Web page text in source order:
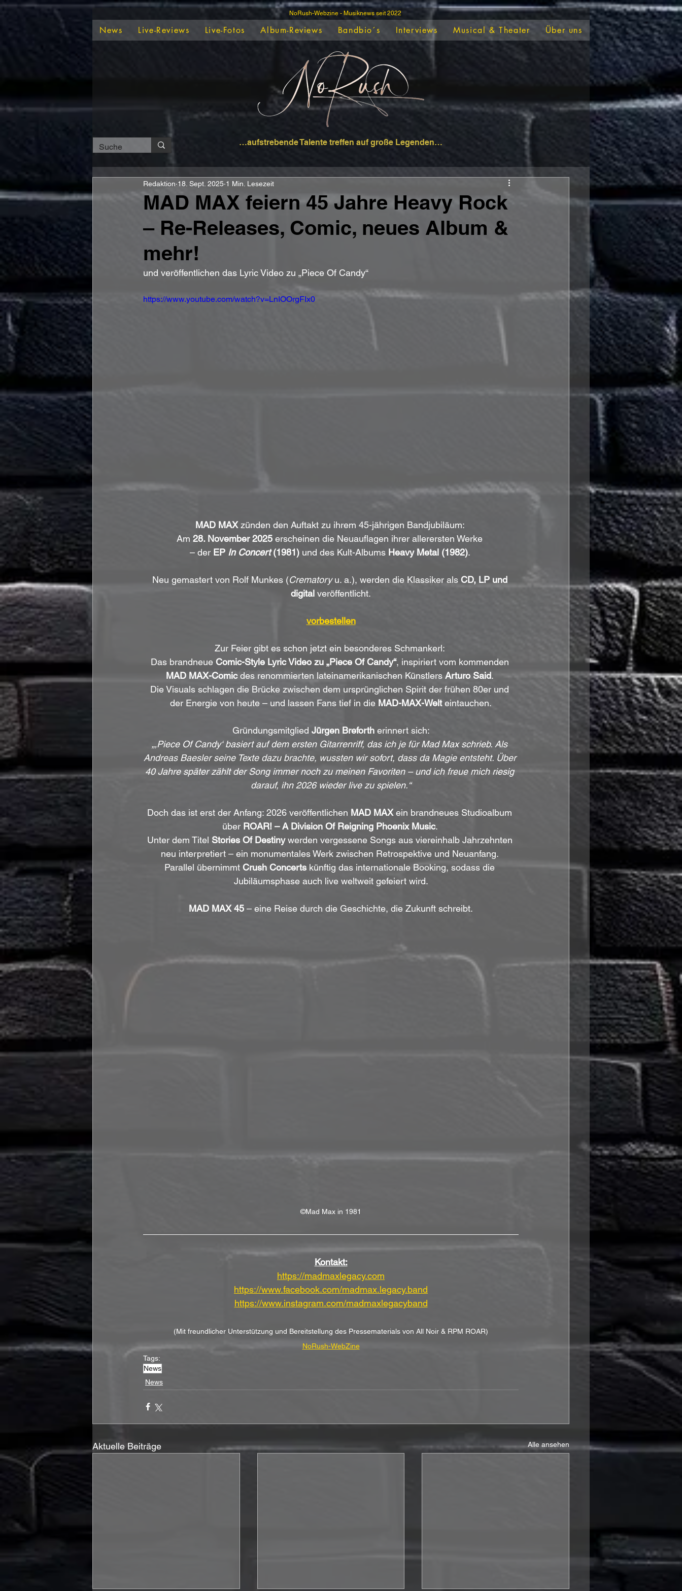
NoRush-Webzine - Musiknews seit 2022
News Live-Reviews Live-Fotos Album-Reviews Bandbio´s Interviews Musical & Theater Über uns
…aufstrebende Talente treffen auf große Legenden…
MAD MAX feiern 45 Jahre Heavy Rock
– Re-Releases, Comic, neues Album &
mehr!
Redaktion 18. Sept. 2025 1 Min. Lesezeit
und veröffentlichen das Lyric Video zu „Piece Of Candy“
https://www.youtube.com/watch?v=LnIOOrgFIx0
MAD MAX zünden den Auftakt zu ihrem 45-jährigen Bandjubiläum:
Am 28. November 2025 erscheinen die Neuauflagen ihrer allerersten Werke
– der EP In Concert (1981) und des Kult-Albums Heavy Metal (1982).
Neu gemastert von Rolf Munkes (Crematory u. a.), werden die Klassiker als CD, LP und
digital veröffentlicht.
vorbestellen
Zur Feier gibt es schon jetzt ein besonderes Schmankerl:
Das brandneue Comic-Style Lyric Video zu „Piece Of Candy“, inspiriert vom kommenden
MAD MAX-Comic des renommierten lateinamerikanischen Künstlers Arturo Said.
Die Visuals schlagen die Brücke zwischen dem ursprünglichen Spirit der frühen 80er und
der Energie von heute – und lassen Fans tief in die MAD-MAX-Welt eintauchen.
Gründungsmitglied Jürgen Breforth erinnert sich:
„‚Piece Of Candy‘ basiert auf dem ersten Gitarrenriff, das ich je für Mad Max schrieb. Als
Andreas Baesler seine Texte dazu brachte, wussten wir sofort, dass da Magie entsteht. Über
40 Jahre später zählt der Song immer noch zu meinen Favoriten – und ich freue mich riesig
darauf, ihn 2026 wieder live zu spielen.“
Doch das ist erst der Anfang: 2026 veröffentlichen MAD MAX ein brandneues Studioalbum
über ROAR! – A Division Of Reigning Phoenix Music.
Unter dem Titel Stories Of Destiny werden vergessene Songs aus viereinhalb Jahrzehnten
neu interpretiert – ein monumentales Werk zwischen Retrospektive und Neuanfang.
Parallel übernimmt Crush Concerts künftig das internationale Booking, sodass die
Jubiläumsphase auch live weltweit gefeiert wird.
MAD MAX 45 – eine Reise durch die Geschichte, die Zukunft schreibt.
©Mad Max in 1981
Kontakt:
https://madmaxlegacy.com
https://www.facebook.com/madmax.legacy.band
https://www.instagram.com/madmaxlegacyband
(Mit freundlicher Unterstützung und Bereitstellung des Pressematerials von All Noir & RPM ROAR)
NoRush-WebZine
Tags:
News
News
Aktuelle Beiträge Alle ansehen